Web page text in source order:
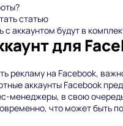
статью
с аккаунтом будут в
для
рекламу на Facebook,
аккаунты Facebook
менеджеры, в свою
что может быть